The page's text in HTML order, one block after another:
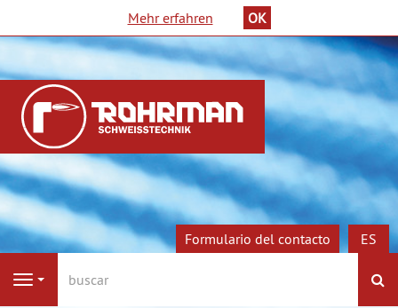
Mehr erfahren OK
Formulario del contacto ES
Navigation